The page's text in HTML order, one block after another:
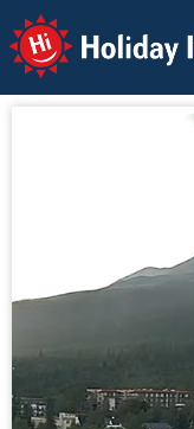
Holiday Info